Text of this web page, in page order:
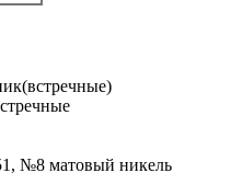
№8 матовый никель